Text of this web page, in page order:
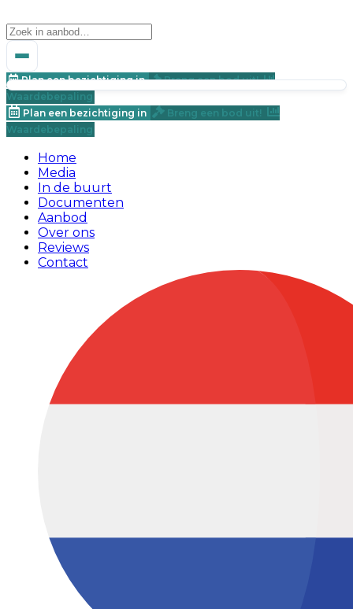
Plan een bezichtiging in
Breng een bod uit!
Waardebepaling
Plan een bezichtiging in
Breng een bod uit!
Waardebepaling
Home
Media
In de buurt
Documenten
Aanbod
Over ons
Reviews
Contact